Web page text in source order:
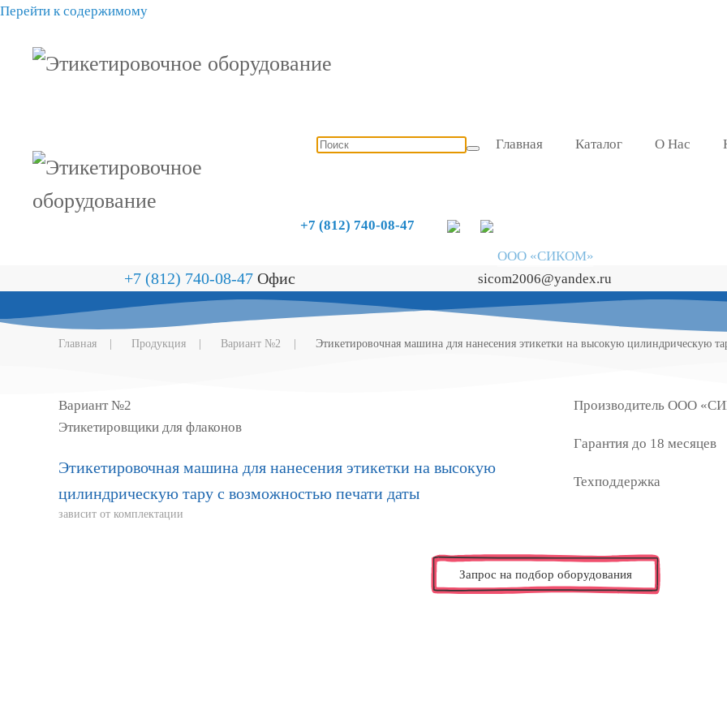
Перейти к содержимому
Главная Каталог О Нас
+7 (812) 740-08-47
+7 (812) 740-08-47 Офис sicom2006@yandex.ru
ООО «СИКОМ»
Главная Продукция Вариант №2 Этикетировочная машина для нанесения этикетки на высокую цилиндрическую
Вариант №2
Этикетировщики для флаконов
Этикетировочная машина для нанесения этикетки на высокую
цилиндрическую тару с возможностью печати даты
зависит от комплектации
Производитель ООО
Гарантия до 18 месяцев
Техподдержка
Запрос на подбор оборудования